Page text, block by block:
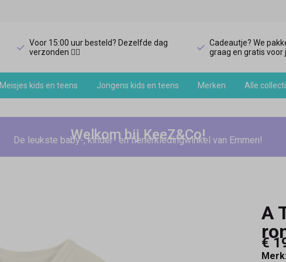
Voor 15:00 uur besteld? Dezelfde dag
verzonden 🏃‍♀️
Cadeautje? We
graag en gratis voor
Meisjes kids en teens Jongens kids en teens Merken Alle
Welkom bij KeeZ&Co!
De leukste baby-, kinder- en tienerkledingwinkel van Emmen!
A
€
Merk: